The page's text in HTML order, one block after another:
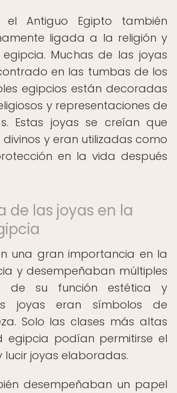
Antiguo Egipto también
ligada a la religión y
Muchas de las joyas
en las tumbas de los
egipcios están decoradas
y representaciones de
Estas joyas se creían que
y eran utilizadas como
en la vida después
de las joyas en la
una gran importancia en la
y desempeñaban múltiples
de su función estética y
joyas eran símbolos de
Solo las clases más altas
egipcia podían permitirse el
lucir joyas elaboradas.
desempeñaban un papel